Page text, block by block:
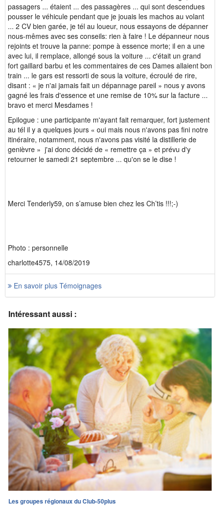
passagers ... étaient ... des passagères ... qui sont descendues
pousser le véhicule pendant que je jouais les machos au volant
... 2 CV bien garée, je tél au loueur, nous essayons de dépanner
nous-mêmes avec ses conseils: rien à faire ! Le dépanneur nous
rejoints et trouve la panne: pompe à essence morte; il en a une
avec lui, il remplace, allongé sous la voiture ... c'était un grand
fort gaillard barbu et les commentaires de ces Dames allaient bon
train ... le gars est ressorti de sous la voiture, écroulé de rire,
disant : « je n'ai jamais fait un dépannage pareil » nous y avons
gagné les frais d'essence et une remise de 10% sur la facture ...
bravo et merci Mesdames !
Epilogue : une participante m'ayant fait remarquer, fort justement
au tél il y a quelques jours « oui mais nous n'avons pas fini notre
itinéraire, notamment, nous n'avons pas visité la distillerie de
genièvre » j'ai donc décidé de « remettre ça » et prévu d'y
retourner le samedi 21 septembre ... qu'on se le dise !
Merci Tenderly59, on s’amuse bien chez les Ch’tis !!!;-)
Photo : personnelle
charlotte4575, 14/08/2019
En savoir plus Témoignages
Intéressant aussi :
Les groupes régionaux du Club-50plus